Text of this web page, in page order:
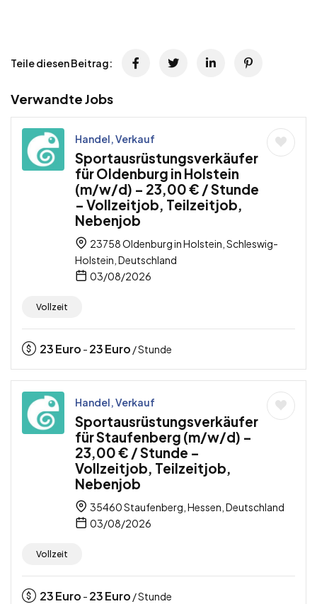
Teile diesen Beitrag:
Verwandte Jobs
Handel, Verkauf
Sportausrüstungsverkäufer
für Oldenburg in Holstein
(m/w/d) – 23,00 € / Stunde
– Vollzeitjob, Teilzeitjob,
Nebenjob
23758 Oldenburg in Holstein, Schleswig-
Holstein, Deutschland
03/08/2026
Vollzeit
23Euro - 23Euro / Stunde
Handel, Verkauf
Sportausrüstungsverkäufer
für Staufenberg (m/w/d) –
23,00 € / Stunde –
Vollzeitjob, Teilzeitjob,
Nebenjob
35460 Staufenberg, Hessen, Deutschland
03/08/2026
Vollzeit
23Euro - 23Euro / Stunde